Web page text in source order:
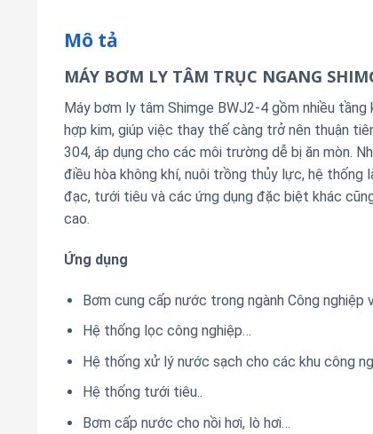
Mô tả
MÁY BƠM LY TÂM TRỤC NGANG
Máy bơm ly tâm Shimge BWJ2-4 gồm nhiều
hợp kim, giúp việc thay thế càng trở nên thuận
304, áp dụng cho các môi trường dễ bị ăn mòn.
điều hòa không khí, nuôi trồng thủy lực, hệ
đạc, tưới tiêu và các ứng dụng đặc biệt khác
cao.
Ứng dụng
Bơm cung cấp nước trong ngành Công nghiệp
Hệ thống lọc công nghiệp…
Hệ thống xử lý nước sạch cho các khu công
Hệ thống tưới tiêu..
Bơm cấp nước cho nồi hơi, lò hơi…